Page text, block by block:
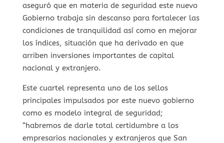
aseguró que en materia de seguridad este nuevo
Gobierno trabaja sin descanso para fortalecer las
condiciones de tranquilidad así como en mejorar
los índices, situación que ha derivado en que
arriben inversiones importantes de capital
nacional y extranjero.
Este cuartel representa uno de los sellos
principales impulsados por este nuevo gobierno
como es modelo integral de seguridad;
“habremos de darle total certidumbre a los
empresarios nacionales y extranjeros que San